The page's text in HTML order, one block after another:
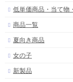
低単価商品・当て物
商品一覧
夏向き商品
女の子
新製品